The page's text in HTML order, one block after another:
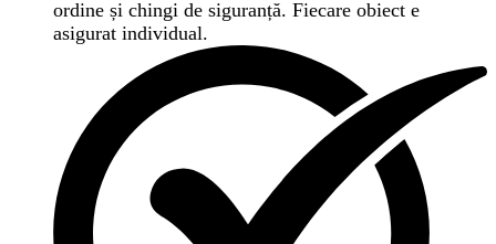
ordine și chingi de siguranță. Fiecare obiect e
asigurat individual.